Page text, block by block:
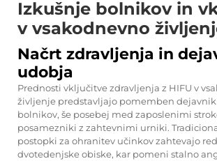
Izkušnje bolnikov in
v vsakodnevno
Načrt zdravljenja in
udobja
Prednosti vključitve zdravljenja z HIFU v
življenje predstavljajo pomemben
bolnikov, še posebej med zaposlenimi
posamezniki z zahtevnimi urniki.
postopki za ohranitev učinkov zahtevajo
dvotedenjske obiske, kar pomeni stalno